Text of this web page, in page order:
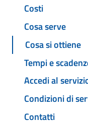
Costi
Cosa serve
Cosa si ottiene
Tempi e
Accedi al
Condizioni di
Contatti